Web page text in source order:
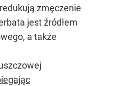
zmęczenie
jest źródłem
a także